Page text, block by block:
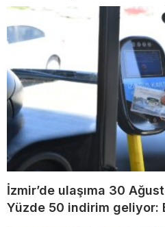
İzmir’de ulaşıma 30
Yüzde 50 indirim geliyor: